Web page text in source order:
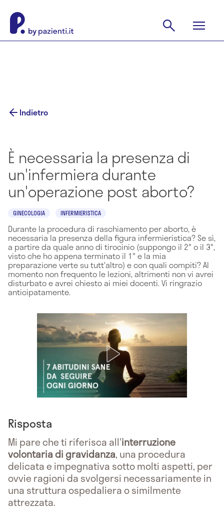
Indietro
È necessaria la presenza di
un'infermiera durante
un'operazione post aborto?
GINECOLOGIA INFERMIERISTICA
Durante la procedura di raschiamento per aborto, è
necessaria la presenza della figura infermieristica? Se sì,
a partire da quale anno di tirocinio (suppongo il 2° o il 3°,
visto che ho appena terminato il 1° e la mia
preparazione verte su tutt'altro) e con quali compiti? Al
momento non frequento le lezioni, altrimenti non vi avrei
disturbato e avrei chiesto ai miei docenti. Vi ringrazio
anticipatamente.
Risposta
Mi pare che ti riferisca all'interruzione
volontaria di gravidanza, una procedura
delicata e impegnativa sotto molti aspetti, per
ovvie ragioni da svolgersi necessariamente in
una struttura ospedaliera o similmente
attrezzata.